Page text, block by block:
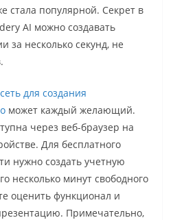
стала популярной. Секрет в
AI можно создавать
за несколько секунд, не
для создания
может каждый желающий.
через веб-браузер на
Для бесплатного
нужно создать учетную
несколько минут свободного
оценить функционал и
Примечательно,